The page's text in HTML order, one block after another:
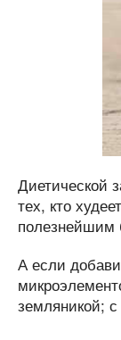
Диетической
тех, кто
полезнейшим
А если
земляникой;